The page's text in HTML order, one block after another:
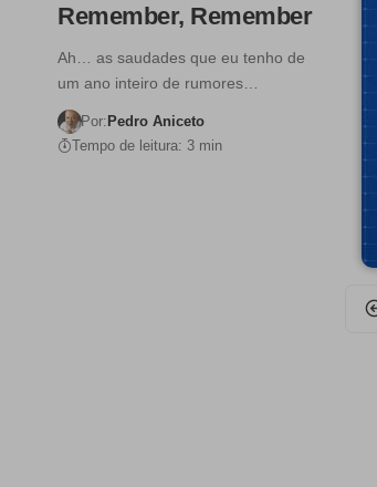
Remember, Remember
Ah… as saudades que eu tenho de
um ano inteiro de rumores…
Por: Pedro Aniceto
Tempo de leitura: 3 min